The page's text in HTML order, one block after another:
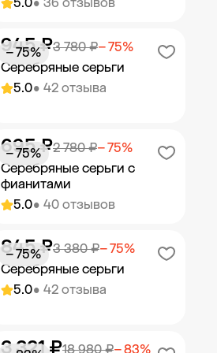
Добавить в корзину
5.0• 42 отзыва
Серебряные серьги
3 780 ₽− 75%
945 ₽
− 75%
Добавить в корзину
5.0• 40 отзывов
Серебряные серьги с
фианитами
2 780 ₽− 75%
695 ₽
− 75%
Добавить в корзину
5.0• 42 отзыва
Серебряные серьги
3 380 ₽− 75%
845 ₽
− 75%
Добавить в корзину
18 980 ₽− 83%
3 321 ₽